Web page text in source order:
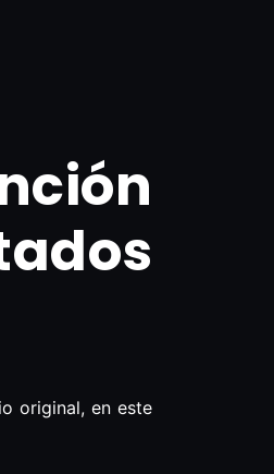
original, en este